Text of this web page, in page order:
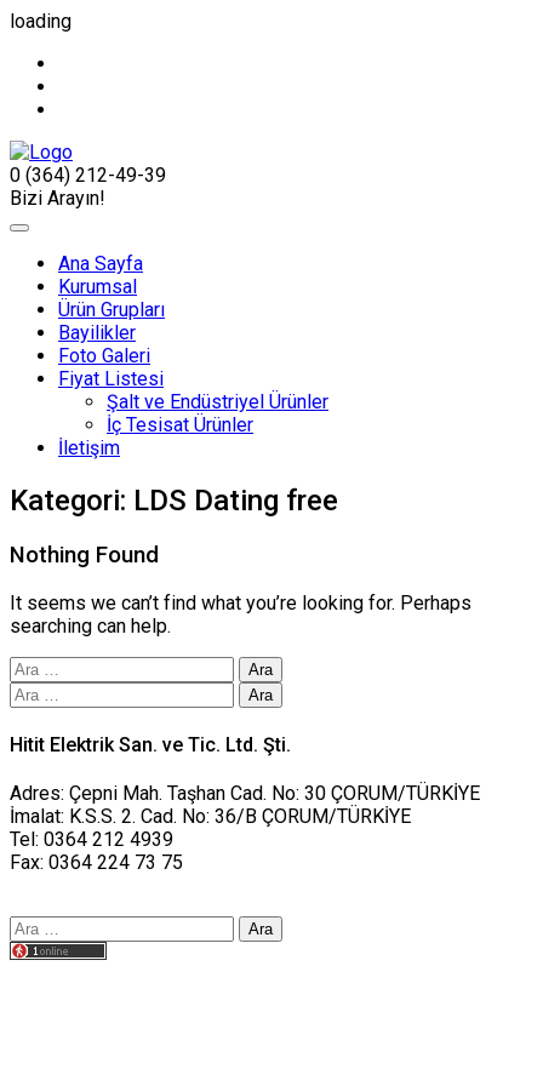
loading
0 (364) 212-49-39
Bizi Arayın!
Ana Sayfa
Kurumsal
Ürün Grupları
Bayilikler
Foto Galeri
Fiyat Listesi
Şalt ve Endüstriyel Ürünler
İç Tesisat Ürünler
İletişim
Kategori: LDS Dating free
Nothing Found
It seems we can’t find what you’re looking for. Perhaps
searching can help.
Arama:
Arama:
Hitit Elektrik San. ve Tic. Ltd. Şti.
Adres: Çepni Mah. Taşhan Cad. No: 30 ÇORUM/TÜRKİYE
İmalat: K.S.S. 2. Cad. No: 36/B ÇORUM/TÜRKİYE
Tel: 0364 212 4939
Fax: 0364 224 73 75
Arama: